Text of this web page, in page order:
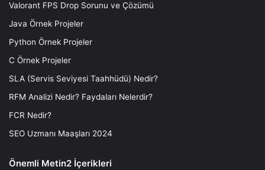
Valorant FPS Drop Sorunu ve Çözümü
Java Örnek Projeler
Python Örnek Projeler
C Örnek Projeler
SLA (Servis Seviyesi Taahhüdü) Nedir?
RFM Analizi Nedir? Faydaları Nelerdir?
FCR Nedir?
SEO Uzmanı Maaşları 2024
Önemli Metin2 İçerikleri